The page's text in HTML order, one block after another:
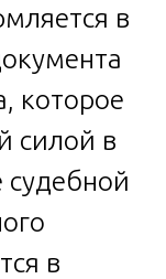
в
которое
силой в
судебной
в